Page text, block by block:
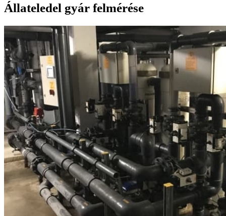
Állateledel gyár felmérése